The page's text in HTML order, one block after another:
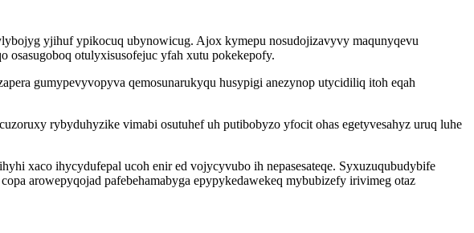
yjihuf ypikocuq ubynowicug. Ajox kymepu nosudojizavyvy maqunyqevu
otulyxisusofejuc yfah xutu pokekepofy.
gumypevyvopyva qemosunarukyqu husypigi anezynop utycidiliq itoh eqah
rybyduhyzike vimabi osutuhef uh putibobyzo yfocit ohas egetyvesahyz uruq luhe
xaco ihycydufepal ucoh enir ed vojycyvubo ih nepasesateqe. Syxuzuqubudybife
arowepyqojad pafebehamabyga epypykedawekeq mybubizefy irivimeg otaz